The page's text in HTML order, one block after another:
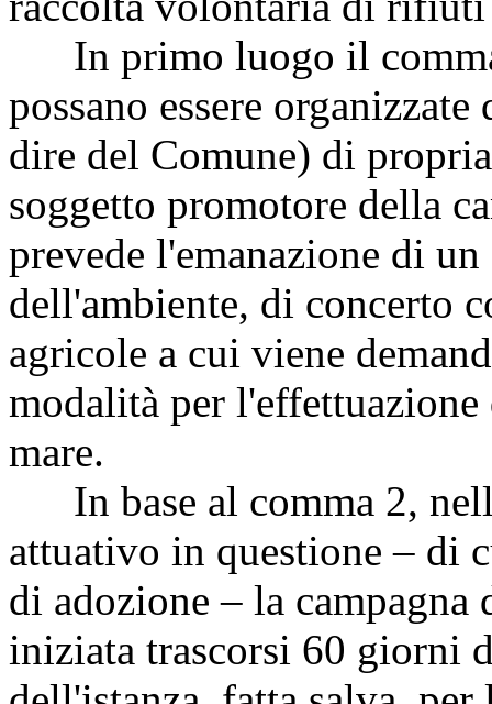
In primo luogo il comma
possano essere
dire del Comune) di
soggetto promotore della
prevede l'emanazione di
dell'ambiente, di concerto
agricole a cui viene
modalità per
mare.
In base al comma 2,
attuativo in questione – di
di adozione – la campagna
iniziata trascorsi 60 giorni